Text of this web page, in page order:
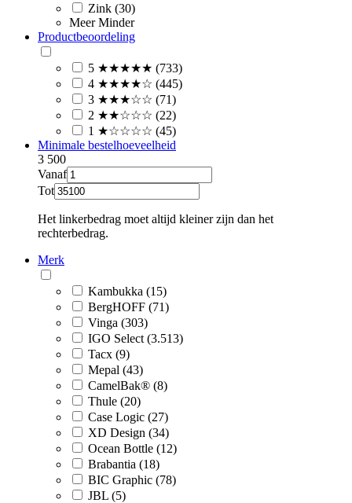
Zink (30)
Meer Minder
Productbeoordeling
5 ★★★★★ (733)
4 ★★★★☆ (445)
3 ★★★☆☆ (71)
2 ★★☆☆☆ (22)
1 ★☆☆☆☆ (45)
Minimale bestelhoeveelheid
3 500
Vanaf
Tot
Het linkerbedrag moet altijd kleiner zijn dan het
rechterbedrag.
Merk
Kambukka (15)
BergHOFF (71)
Vinga (303)
IGO Select (3.513)
Tacx (9)
Mepal (43)
CamelBak® (8)
Thule (20)
Case Logic (27)
XD Design (34)
Ocean Bottle (12)
Brabantia (18)
BIC Graphic (78)
JBL (5)